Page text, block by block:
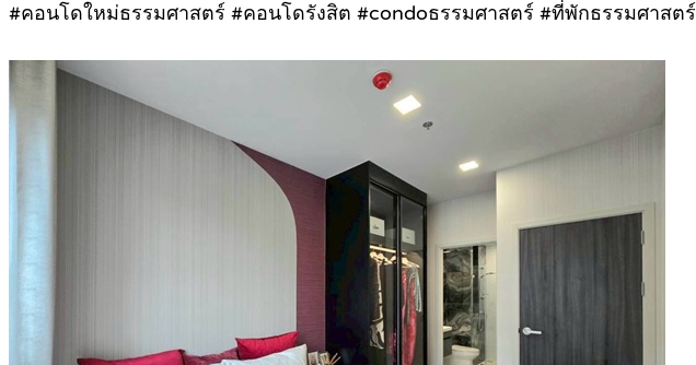
#คอนโดใหม่ธรรมศาสตร์ #คอนโดรังสิต #condoธรรมศาสตร์ #ที่พักธรรมศาสตร์